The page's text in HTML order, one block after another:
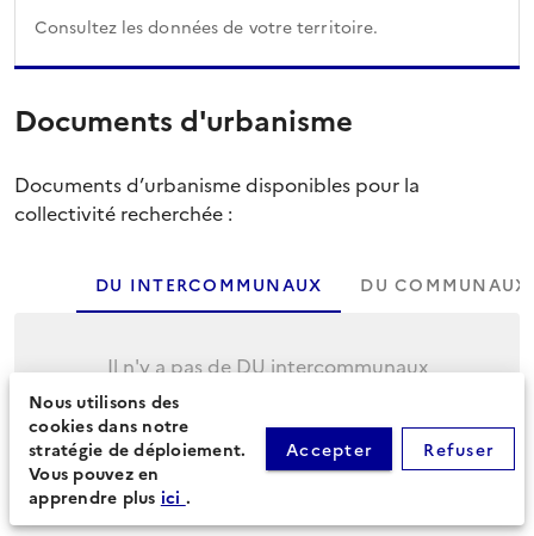
Consultez les données de votre territoire.
Documents d'urbanisme
Documents d’urbanisme disponibles pour la
collectivité recherchée :
DU INTERCOMMUNAUX DU COMMUNAUX
Il n'y a pas de DU intercommunaux
Cliquez sur l'onglet suivant pour afficher les
DU communaux.
Nous utilisons des
cookies dans notre
stratégie de déploiement.
Vous pouvez en
apprendre plus ici .
Accepter Refuser